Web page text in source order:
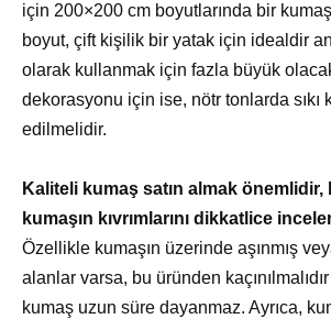
için 200×200 cm boyutlarında bir
boyut, çift kişilik bir yatak için idealdir
olarak kullanmak için fazla büyük
dekorasyonu için ise, nötr tonlarda sıkı
edilmelidir.
Kaliteli kumaş satın almak önemlidir,
kumaşın kıvrımlarını dikkatlice
Özellikle kumaşın üzerinde aşınmış
alanlar varsa, bu üründen
kumaş uzun süre dayanmaz. Ayrıca,